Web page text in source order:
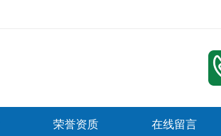
荣誉资质 在线留言